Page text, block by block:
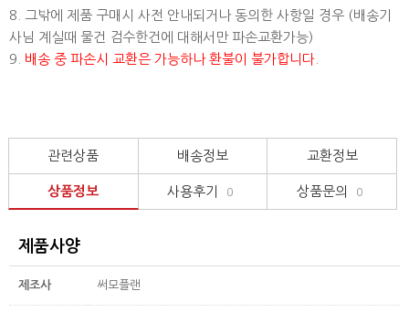
8. 그밖에 제품 구매시 사전 안내되거나 동의한 사항일 경우 (배송기
사님 계실때 물건 검수한건에 대해서만 파손교환가능)
9. 배송 중 파손시 교환은 가능하나 환불이 불가합니다.
관련상품 배송정보 교환정보
상품정보 사용후기 0 상품문의 0
제품사양
제조사 써모플랜